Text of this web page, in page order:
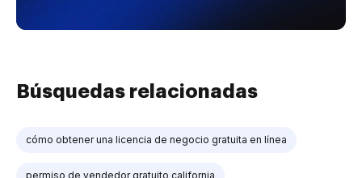
Búsquedas relacionadas
cómo obtener una licencia de negocio gratuita en línea
permiso de vendedor gratuito california